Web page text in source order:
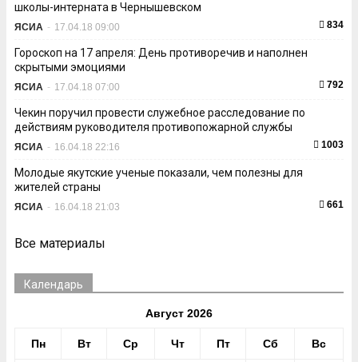
школы-интерната в Чернышевском
ЯСИА - 17.04.18 09:00 834
Гороскоп на 17 апреля: День противоречив и наполнен
скрытыми эмоциями
ЯСИА - 17.04.18 07:00 792
Чекин поручил провести служебное расследование по
действиям руководителя противопожарной службы
ЯСИА - 16.04.18 22:16 1003
Молодые якутские ученые показали, чем полезны для
жителей страны
ЯСИА - 16.04.18 21:03 661
Все материалы
Календарь
Август 2026
Пн Вт Ср Чт Пт Сб Вс